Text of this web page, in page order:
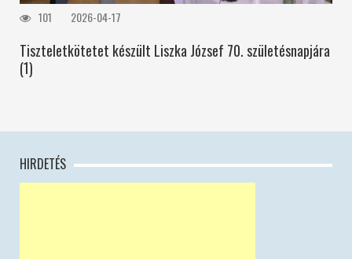
101 2026-04-17
Tiszteletkötetet készült Liszka József 70. születésnapjára
(1)
HIRDETÉS